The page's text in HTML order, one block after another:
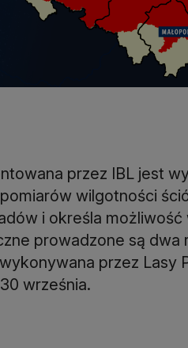
przez IBL jest
wilgotności
i określa
prowadzone są dwa
przez Lasy
września.